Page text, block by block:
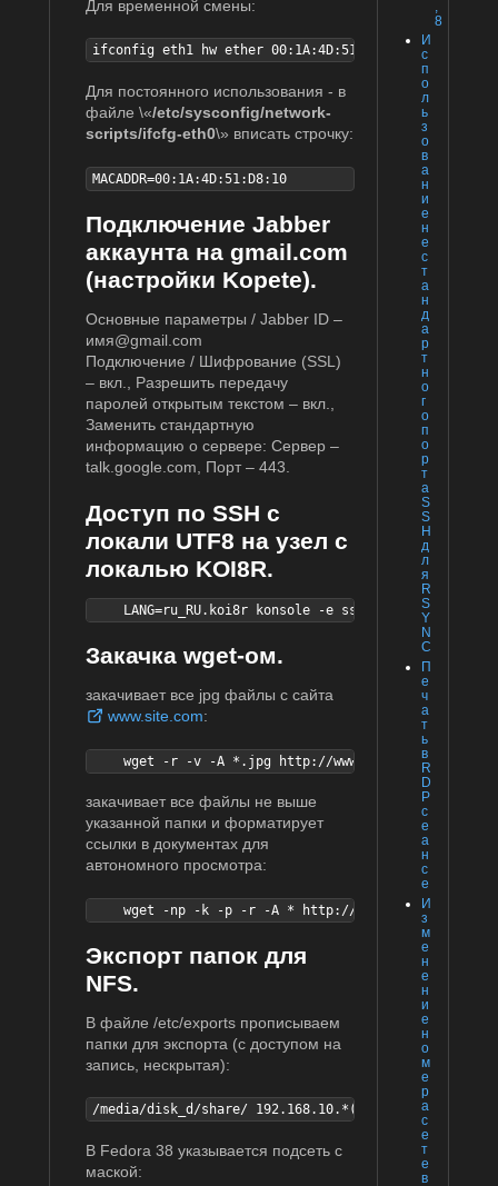
8
И
с
п
о
л
ь
з
о
в
а
н
и
е
н
е
с
т
а
н
д
а
р
т
н
о
г
о
п
о
р
т
а
S
S
H
д
л
я
R
S
Y
N
C
П
е
ч
а
т
ь
в
R
D
P
с
е
а
н
с
е
И
з
м
е
н
е
н
и
е
н
о
м
е
р
а
с
е
т
е
в
Для временной смены:
ifconfig eth1 hw ether 00:1A:4D:51:D8:10
Для постоянного использования - в
файле \«/etc/sysconfig/network-
scripts/ifcfg-eth0\» вписать строчку:
MACADDR=00:1A:4D:51:D8:10
Подключение Jabber
аккаунта на gmail.com
(настройки Kopete).
Основные параметры / Jabber ID –
имя@gmail.com
Подключение / Шифрование (SSL)
– вкл., Разрешить передачу
паролей открытым текстом – вкл.,
Заменить стандартную
информацию о сервере: Сервер –
talk.google.com, Порт – 443.
Доступ по SSH с
локали UTF8 на узел с
локалью KOI8R.
LANG=ru_RU.koi8r konsole -e ssh gate -l root -p
Закачка wget-ом.
закачивает все jpg файлы с сайта
www.site.com:
    wget -r -v -A *.jpg http://www.site.com/
закачивает все файлы не выше
указанной папки и форматирует
ссылки в документах для
автономного просмотра:
wget -np -k -p -r -A * http://www.rhd.ru/docs/
Экспорт папок для
NFS.
В файле /etc/exports прописываем
папки для экспорта (с доступом на
запись, нескрытая):
/media/disk_d/share/ 192.168.10.*(rw,sync,nohide)
В Fedora 38 указывается подсеть с
маской: